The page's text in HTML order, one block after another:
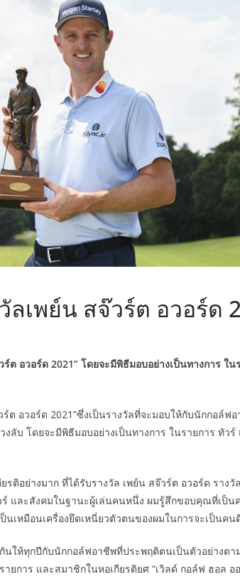
เพย์น สจ๊วร์ต อวอร์ด
ต อวอร์ด 2021” โดยจะมีพิธีมอบอย่างเป็นทางการ ใน
ร์ต อวอร์ด 2021”ซึ่งเป็นรางวัลที่จะมอบให้กับนักกอล์
ลับ โดยจะมีพิธีมอบอย่างเป็นทางการ ในรายการ ทัว
รติอย่างมาก ที่ได้รับรางวัล เพย์น สจ๊วร์ต อวอร์ด ราง
ร์ และสังคมในฐานะผู้เล่นคนหนึ่ง ผมรู้สึกขอบคุณที่เป็น
เหมือนเครื่องยึดเหนี่ยวตัวตนของผมในการจะเป็นคน
นให้ทุกปีกับนักกอล์ฟอาชีพที่ประพฤติตนเป็นตัวอย่างต
ยการ และสมาชิกในหอเกียรติยศ “เวิลด์ กอล์ฟ ฮอล อ